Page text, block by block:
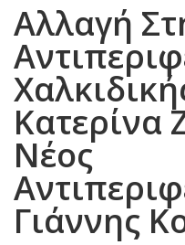
Αλλαγή
Κατερίνα
Νέος
Γιάννης